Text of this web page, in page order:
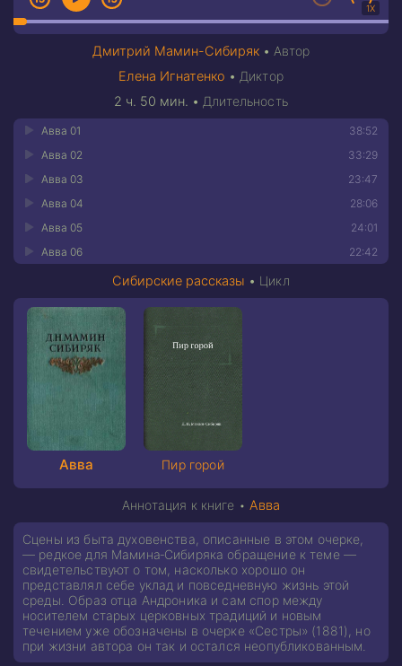
1X
Дмитрий Мамин-Сибиряк • Автор
Елена Игнатенко • Диктор
2 ч. 50 мин. • Длительность
38:52
Авва 01
33:29
Авва 02
23:47
Авва 03
28:06
Авва 04
24:01
Авва 05
22:42
Авва 06
Сибирские рассказы • Цикл
Авва Пир горой
Аннотация к книге • Авва
Сцены из быта духовенства, описанные в этом очерке,
— редкое для Мамина‑Сибиряка обращение к теме —
свидетельствуют о том, насколько хорошо он
представлял себе уклад и повседневную жизнь этой
среды. Образ отца Андроника и сам спор между
носителем старых церковных традиций и новым
течением уже обозначены в очерке «Сестры» (1881), но
при жизни автора он так и остался неопубликованным.